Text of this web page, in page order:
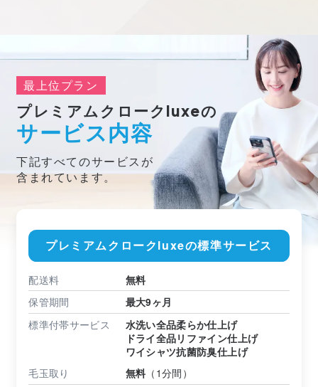
最上位プラン
プレミアムクロークluxeの
サービス内容
下記すべてのサービスが
含まれています。
プレミアムクロークluxeの標準サービス
配送料 無料
毛玉取り 無料 （1分間）
保管期間 最大9ヶ月
標準付帯サービス
水洗い全品柔らか仕上げ
ドライ全品リファイン仕上げ
ワイシャツ抗菌防臭仕上げ